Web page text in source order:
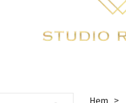
Hem